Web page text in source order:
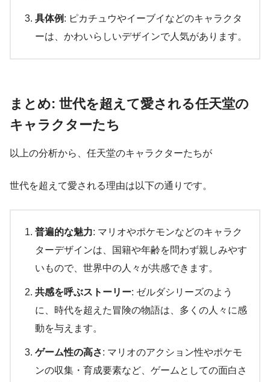
具体例 : ピカチュウやイーブイなどのキャラクタ
ーは、かわいらしいデザインで人気があります。
まとめ: 世代を超えて愛される任天堂の
キャラクターたち
以上の分析から、任天堂のキャラクターたちが
世代を超えて愛される理由は以下の通りです。
普遍的な魅力: マリオやポケモンなどのキャラク
ターデザインは、国籍や年齢を問わず親しみやす
いもので、世界中の人々が共感できます。
共感を呼ぶストーリー: ゼルダシリーズのよう
に、時代を超えた冒険の物語は、多くの人々に感
動を与えます。
ゲーム性の高さ: マリオのアクション性やポケモ
ンの収集・育成要素など、ゲームとしての面白さ